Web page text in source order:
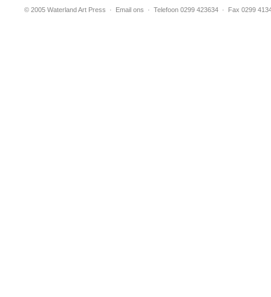
© 2005 Waterland Art Press · Email ons · Telefoon 0299 423634 · Fax 0299